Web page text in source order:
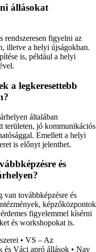
állásokat
rendszeresen figyelni az
illetve a helyi újságokban.
is, például a helyi
a legkeresettebb
általában
területen, jó kommunikációs
Emellett a helyi
is előnyt jelenthet.
és
van továbbképzésre és
képzőközpontok
figyelemmel kísérni
és workshopokat is.
• VS – Az
és Váci apró állások • Nav